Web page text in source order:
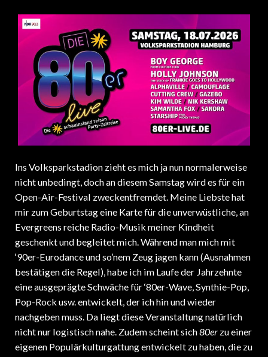
Ins Volksparkstadion zieht es mich ja nun normalerweise
nicht unbedingt, doch an diesem Samstag wird es für ein
Open-Air-Festival zweckentfremdet. Meine Liebste hat
mir zum Geburtstag eine Karte für die unverwüstliche, an
Evergreens reiche Radio-Musik meiner Kindheit
geschenkt und begleitet mich. Während man mich mit
‘90er-Eurodance und so’nem Zeug jagen kann (Ausnahmen
bestätigen die Regel), habe ich im Laufe der Jahrzehnte
eine ausgeprägte Schwäche für ‘80er-Wave, Synthie-Pop,
Pop-Rock usw. entwickelt, der ich hin und wieder
nachgeben muss. Da liegt diese Veranstaltung natürlich
nicht nur logistisch nahe. Zudem scheint sich80er zu einer
eigenen Populärkulturgattung entwickelt zu haben, die zu